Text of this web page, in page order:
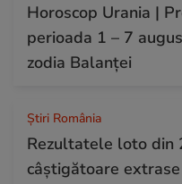
Horoscop Urania |
perioada 1 – 7
zodia Balanței
Știri România
Rezultatele loto din
câștigătoare